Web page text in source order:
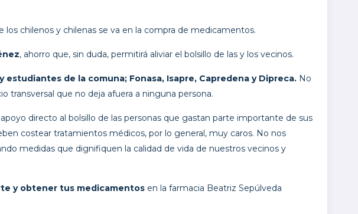
los chilenos y chilenas se va en la compra de medicamentos.
, ahorro que, sin duda, permitirá aliviar el bolsillo de las y los vecinos.
de la comuna; Fonasa, Isapre, Capredena y Dipreca. No
transversal que no deja afuera a ninguna persona.
directo al bolsillo de las personas que gastan parte importante de sus
costear tratamientos médicos, por lo general, muy caros. No nos
medidas que dignifiquen la calidad de vida de nuestros vecinos y
y obtener tus medicamentos en la farmacia Beatriz Sepúlveda